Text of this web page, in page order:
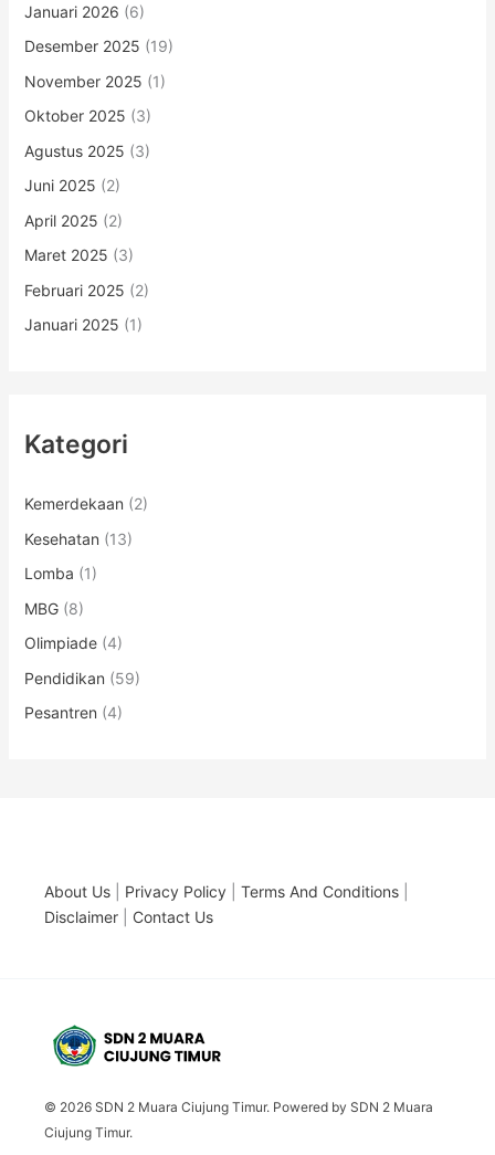
Januari 2026 (6)
Desember 2025 (19)
November 2025 (1)
Oktober 2025 (3)
Agustus 2025 (3)
Juni 2025 (2)
April 2025 (2)
Maret 2025 (3)
Februari 2025 (2)
Januari 2025 (1)
Kategori
Kemerdekaan (2)
Kesehatan (13)
Lomba (1)
MBG(8)
Olimpiade(4)
Pendidikan (59)
Pesantren (4)
About Us Privacy Policy Terms And Conditions
Disclaimer
Contact Us
© 2026 SDN 2 Muara Ciujung Timur. Powered by SDN 2 Muara
Ciujung Timur.